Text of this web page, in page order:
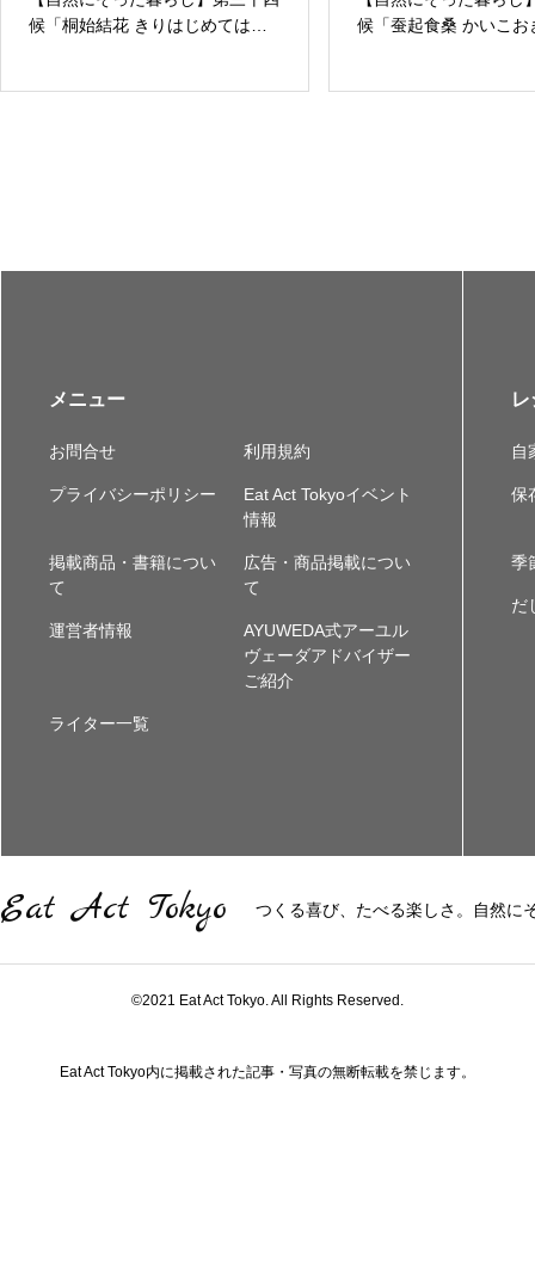
候「桐始結花 きりはじめてはな
候「蚕起食桑 かいこお
メニュー
お問合せ 利用規約
プライバシーポリシー
Eat Act Tokyoイベント
情報
掲載商品・書籍につい
て
広告・商品掲載につい
て
運営者情報
AYUWEDA式アーユル
ヴェーダアドバイザー
ご紹介
ライター一覧
自
保
季
だ
Eat Act Tokyo つくる喜び、たべる楽しさ。自然に
©2021 Eat Act Tokyo. All Rights Reserved.
Eat Act Tokyo内に掲載された記事・写真の無断転載を禁じます。